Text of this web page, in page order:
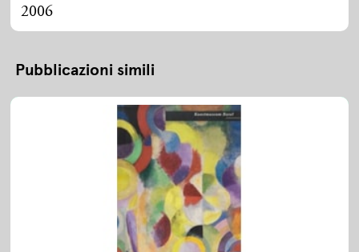
2006
Pubblicazioni simili